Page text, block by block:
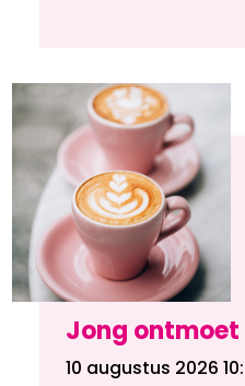
Jong ontmoet
10 augustus 2026